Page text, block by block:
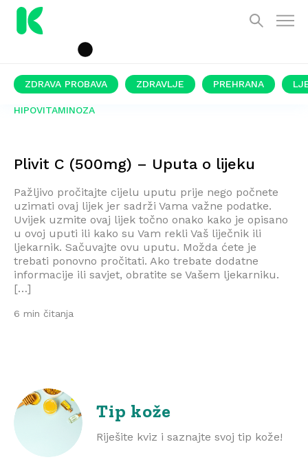
ZDRAVA PROBAVA ZDRAVLJE PREHRANA
HIPOVITAMINOZA
Plivit C (500mg) – Uputa o lijeku
Pažljivo pročitajte cijelu uputu prije nego počnete
uzimati ovaj lijek jer sadrži Vama važne podatke.
Uvijek uzmite ovaj lijek točno onako kako je opisano
u ovoj uputi ili kako su Vam rekli Vaš liječnik ili
ljekarnik. Sačuvajte ovu uputu. Možda ćete je
trebati ponovno pročitati. Ako trebate dodatne
informacije ili savjet, obratite se Vašem ljekarniku.
[…]
6 min čitanja
Tip kože
Riješite kviz i saznajte svoj tip kože!